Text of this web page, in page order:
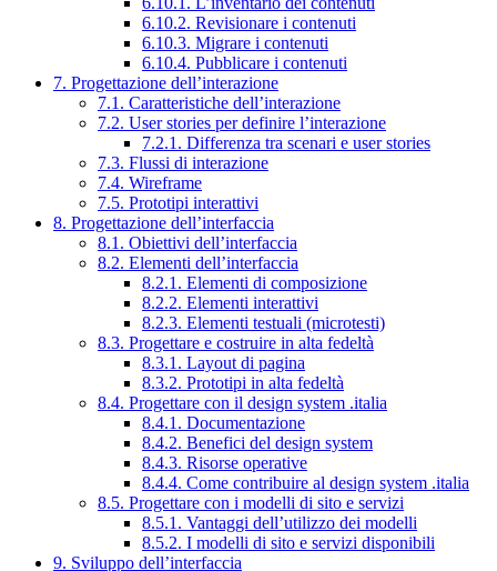
6.10.2. Revisionare i contenuti
6.10.3. Migrare i contenuti
6.10.4. Pubblicare i contenuti
7. Progettazione dell’interazione
7.1. Caratteristiche dell’interazione
7.2. User stories per definire l’interazione
7.2.1. Differenza tra scenari e user stories
7.3. Flussi di interazione
7.4. Wireframe
7.5. Prototipi interattivi
8. Progettazione dell’interfaccia
8.1. Obiettivi dell’interfaccia
8.2. Elementi dell’interfaccia
8.2.1. Elementi di composizione
8.2.2. Elementi interattivi
8.2.3. Elementi testuali (microtesti)
8.3. Progettare e costruire in alta fedeltà
8.3.1. Layout di pagina
8.3.2. Prototipi in alta fedeltà
8.4. Progettare con il design system .italia
8.4.1. Documentazione
8.4.2. Benefici del design system
8.4.3. Risorse operative
8.4.4. Come contribuire al design system .italia
8.5. Progettare con i modelli di sito e servizi
8.5.1. Vantaggi dell’utilizzo dei modelli
8.5.2. I modelli di sito e servizi disponibili
9. Sviluppo dell’interfaccia